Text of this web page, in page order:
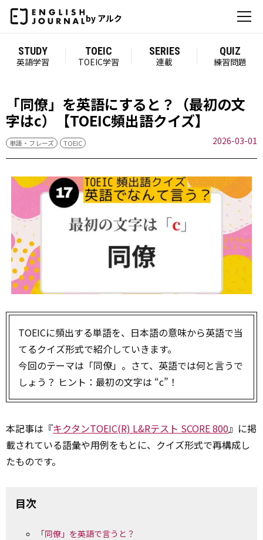
by アルク
STUDY
英語学習
TOEIC
TOEIC学習
SERIES
連載
QUIZ
練習問題
「同僚」を英語にすると？（最初の文
字はc）【TOEIC頻出語クイズ】
単語・フレーズ TOEIC 2026-03-01
TOEICに頻出する単語を、日本語の意味から英語で当
てるクイズ形式で紹介していきます。
今回のテーマは「同僚」。さて、英語では何と言うで
しょう？ ヒント：最初の文字は “c”！
本記事は『キクタンTOEIC(R) L&Rテスト SCORE 800』に掲
載されている語彙や用例をもとに、クイズ形式で再構成し
たものです。
目次
「同僚」を英語で言うと？